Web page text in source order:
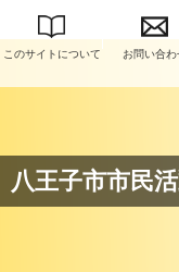
このサイトについて お問い合わ
八王子市市民